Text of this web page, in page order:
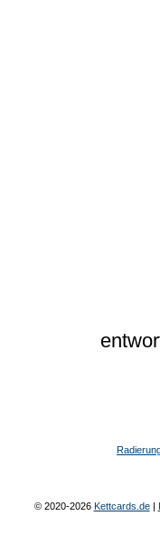
© 2020-2026 Kettcards.de|